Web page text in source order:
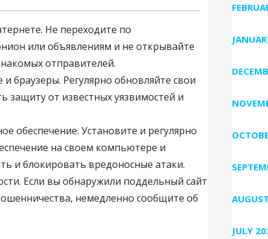
Не переходите по
или объявлениям и не открывайте
отправителей.
браузеры. Регулярно обновляйте свои
защиту от известных уязвимостей и
обеспечение. Установите и регулярно
на своем компьютере и
и блокировать вредоносные атаки.
Если вы обнаружили поддельный сайт
немедленно сообщите об
JULY